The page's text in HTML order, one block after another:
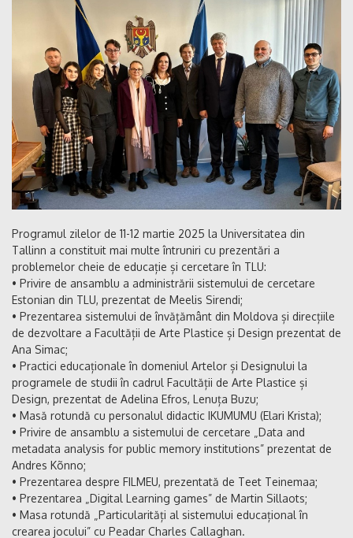
Programul zilelor de 11-12 martie 2025 la Universitatea din
Tallinn a constituit mai multe întruniri cu prezentări a
problemelor cheie de educație și cercetare în TLU:
• Privire de ansamblu a administrării sistemului de cercetare
Estonian din TLU, prezentat de Meelis Sirendi;
• Prezentarea sistemului de învățământ din Moldova și direcțiile
de dezvoltare a Facultății de Arte Plastice și Design prezentat de
Ana Simac;
• Practici educaționale în domeniul Artelor și Designului la
programele de studii în cadrul Facultății de Arte Plastice și
Design, prezentat de Adelina Efros, Lenuța Buzu;
• Masă rotundă cu personalul didactic IKUMUMU (Elari Krista);
• Privire de ansamblu a sistemului de cercetare „Data and
metadata analysis for public memory institutions” prezentat de
Andres Kõnno;
• Prezentarea despre FILMEU, prezentată de Teet Teinemaa;
• Prezentarea „Digital Learning games” de Martin Sillaots;
• Masa rotundă „Particularități al sistemului educațional în
crearea jocului” cu Peadar Charles Callaghan.